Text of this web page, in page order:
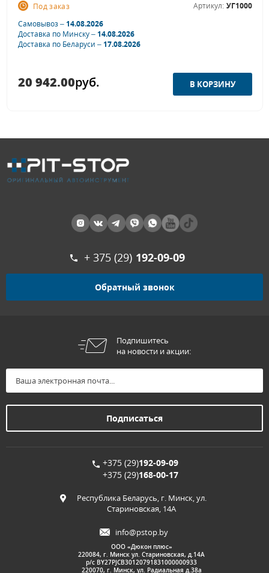
Под заказ
Артикул: УГ1000
Самовывоз –14.08.2026
Доставка по Минску –14.08.2026
Доставка по Беларуси –17.08.2026
20 942.00руб.
+ 375 (29) 192-09-09
Обратный звонок
Подпишитесь
на новости и акции:
+375 (29)192-09-09
+375 (29)168-00-17
Республика Беларусь, г. Минск, ул.
Стариновская, 14А
info@pstop.by
ООО «Дюкон плюс»
220084, г. Минск ул. Стариновская, д.14А
р/с BY27PJCB30120791831000000933
220070, г. Минск, ул. Радиальная д.38а